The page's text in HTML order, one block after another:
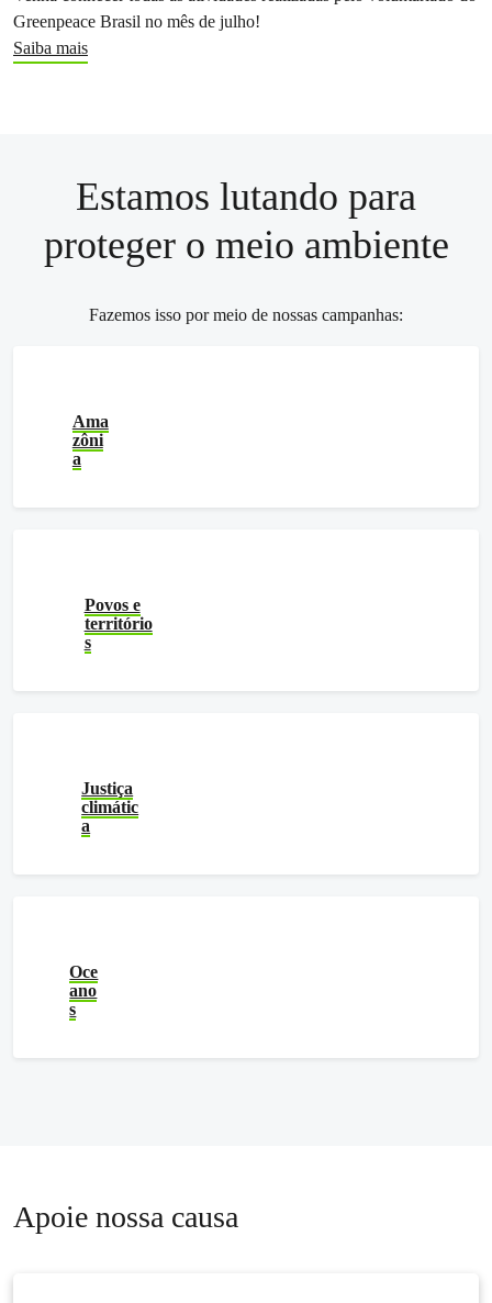
Greenpeace Brasil no mês de julho!
Saiba mais
Estamos lutando para
proteger o meio ambiente
Fazemos isso por meio de nossas campanhas:
Ama
zôni
a
Povos e
território
s
Justiça
climátic
a
Oce
ano
s
Apoie nossa causa